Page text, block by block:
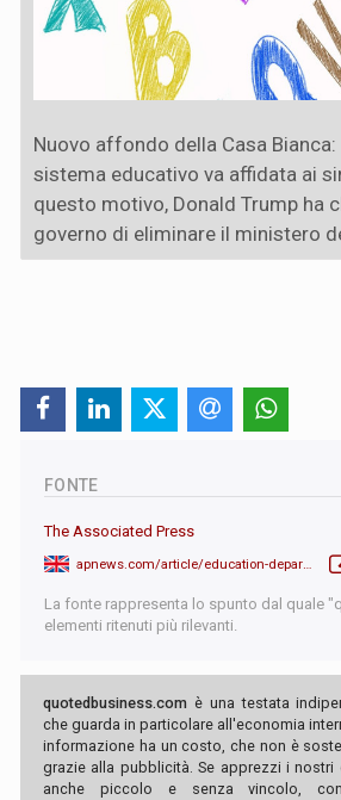
Nuovo affondo della Casa Bianca:
sistema educativo va affidata ai
questo motivo, Donald Trump ha
governo di eliminare il ministero
FONTE
The Associated Press
apnews.com/article/education-department-trump-ab509ad5778497dfbd6d53b9eef692b5
La fonte rappresenta lo spunto dal quale
elementi ritenuti più rilevanti.
quotedbusiness.com è una testata
che guarda in particolare all'economia
informazione ha un costo, che non è
grazie alla pubblicità. Se apprezzi i nostri
anche piccolo e senza vincolo,